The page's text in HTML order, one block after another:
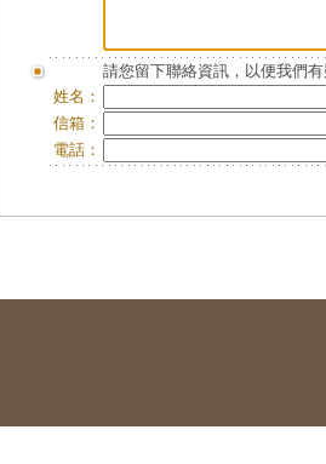
請您留下聯絡資訊，以便我們
姓名：
信箱：
電話：